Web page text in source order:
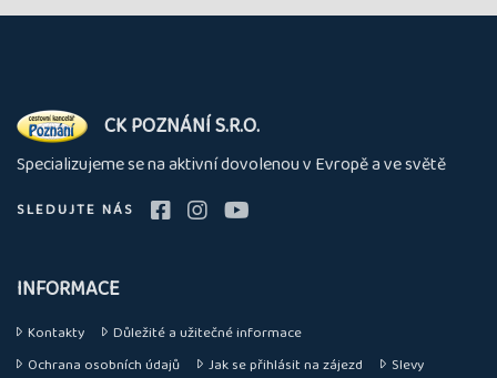
O
nás
CK POZNÁNÍ S.R.O.
Specializujeme se na aktivní dovolenou v Evropě a ve světě
SLEDUJTE NÁS
INFORMACE
Kontakty
Důležité a užitečné informace
Ochrana osobních údajů
Jak se přihlásit na zájezd
Slevy